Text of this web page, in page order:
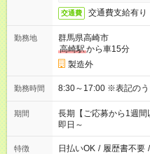
交通費 交通費支給有り
勤務地
群馬県高崎市
高崎駅から車15分
製造外
勤務時間 8:30～17:00 ※
期間
長期【ご応募から1週間
即日～
特徴 日払いOK / 履歴書不要 /